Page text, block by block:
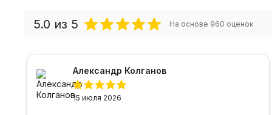
5.0 из 5 На основе 960 оценок
Александр Колганов
15 июля 2026